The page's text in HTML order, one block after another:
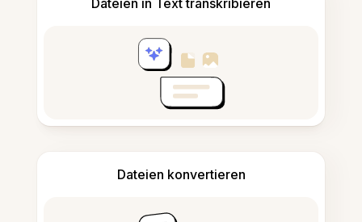
Dateien in Text transkribieren
Dateien konvertieren